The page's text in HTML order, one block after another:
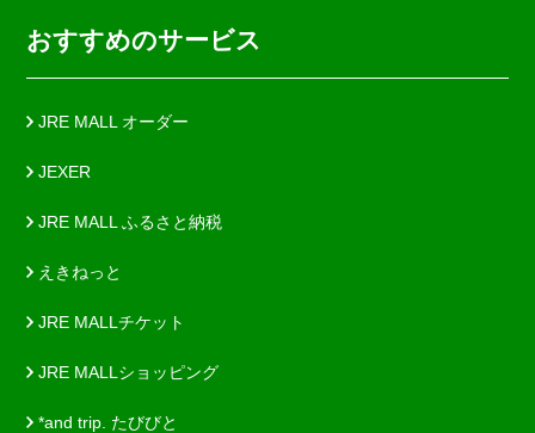
おすすめのサービス
JRE MALL オーダー
JEXER
JRE MALL ふるさと納税
えきねっと
JRE MALLチケット
JRE MALLショッピング
*and trip. たびびと